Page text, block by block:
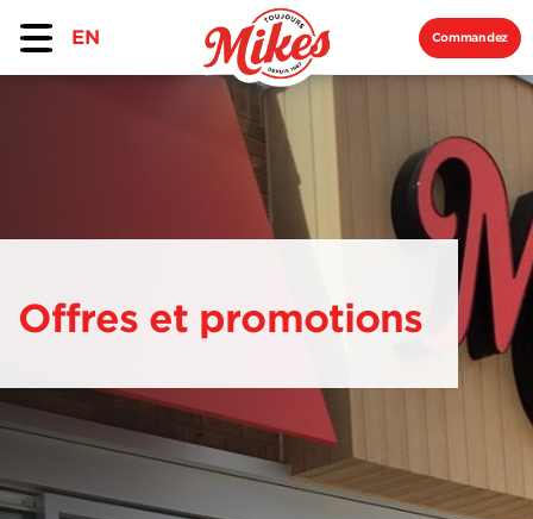
EN Commandez
Offres et promotions